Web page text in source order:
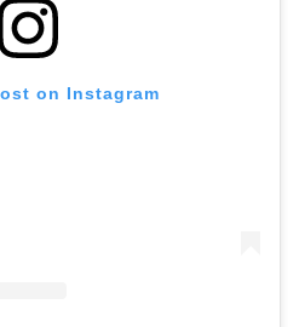
on Instagram